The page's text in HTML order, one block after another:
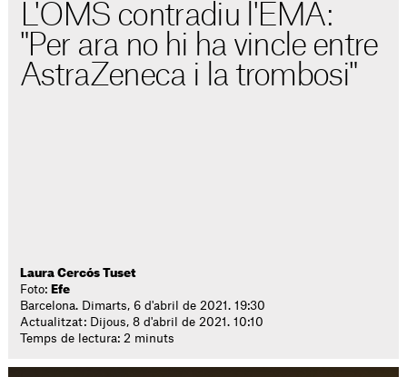
L'OMS contradiu l'EMA:
"Per ara no hi ha vincle entre
AstraZeneca i la trombosi"
Laura Cercós Tuset
Foto: Efe
Barcelona. Dimarts, 6 d'abril de 2021. 19:30
Actualitzat: Dijous, 8 d'abril de 2021. 10:10
Temps de lectura: 2 minuts